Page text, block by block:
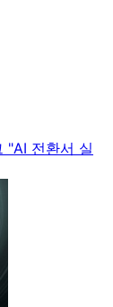
"AI 전환서 실